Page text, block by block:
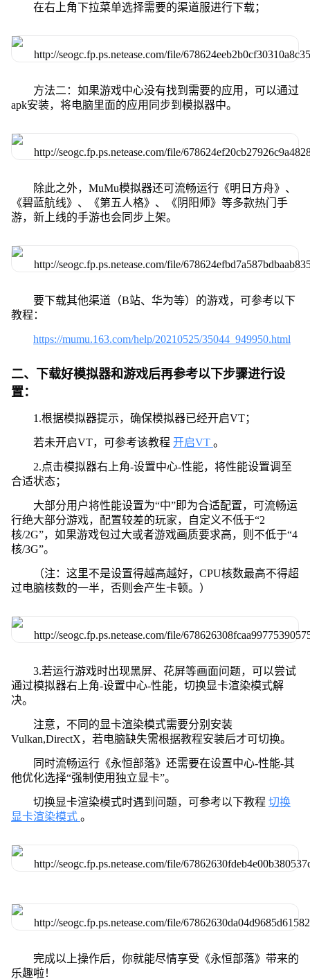
在右上角下拉菜单选择需要的渠道服进行下载；
方法二：如果游戏中心没有找到需要的应用，可以通过
apk安装，将电脑里面的应用同步到模拟器中。
除此之外，MuMu模拟器还可流畅运行《明日方舟》、
《碧蓝航线》、《第五人格》、《阴阳师》等多款热门手
游，新上线的手游也会同步上架。
要下载其他渠道（B站、华为等）的游戏，可参考以下
教程：
https://mumu.163.com/help/20210525/35044_949950.html
二、下载好模拟器和游戏后再参考以下步骤进行设
置：
1.根据模拟器提示，确保模拟器已经开启VT；
若未开启VT，可参考该教程 开启VT 。
2.点击模拟器右上角-设置中心-性能，将性能设置调至
合适状态；
大部分用户将性能设置为“中”即为合适配置，可流畅运
行绝大部分游戏，配置较差的玩家，自定义不低于“2
核/2G”，如果游戏包过大或者游戏画质要求高，则不低于“4
核/3G”。
（注：这里不是设置得越高越好，CPU核数最高不得超
过电脑核数的一半，否则会产生卡顿。）
3.若运行游戏时出现黑屏、花屏等画面问题，可以尝试
通过模拟器右上角-设置中心-性能，切换显卡渲染模式解
决。
注意，不同的显卡渲染模式需要分别安装
Vulkan,DirectX，若电脑缺失需根据教程安装后才可切换。
同时流畅运行《永恒部落》还需要在设置中心-性能-其
他优化选择“强制使用独立显卡”。
切换显卡渲染模式时遇到问题，可参考以下教程 切换
显卡渲染模式 。
完成以上操作后，你就能尽情享受《永恒部落》带来的
乐趣啦！